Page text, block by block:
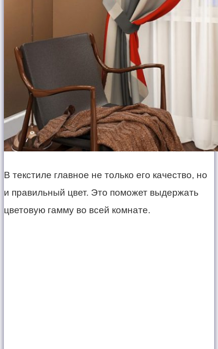
В текстиле главное не только его качество, но
и правильный цвет. Это поможет выдержать
цветовую гамму во всей комнате.